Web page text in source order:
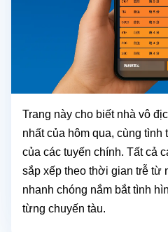
Trang này cho biết nhà vô
nhất của hôm qua, cùng tình
của các tuyến chính. Tất cả
sắp xếp theo thời gian trễ từ
nhanh chóng nắm bắt tình
từng chuyến tàu.